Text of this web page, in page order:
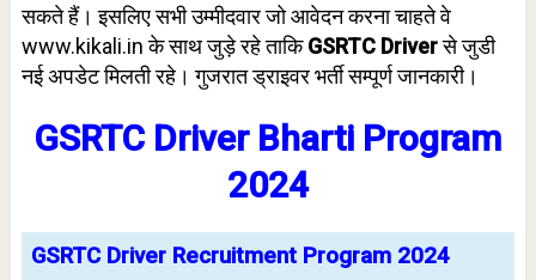
सकते हैं। इसलिए सभी उम्मीदवार जो आवेदन करना चाहते वे
www.kikali.in के साथ जुड़े रहे ताकिGSRTC Driverसे जुडी
नई अपडेट मिलती रहे। गुजरात ड्राइवर भर्ती सम्पूर्ण जानकारी।
GSRTC Driver Bharti Program
2024
GSRTC Driver Recruitment Program 2024